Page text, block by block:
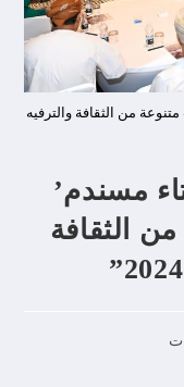
من الثقافة والترفيه
مسندم’
الثقافة